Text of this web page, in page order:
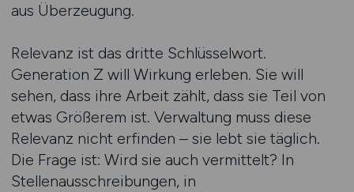
aus Überzeugung.
Relevanz ist das dritte Schlüsselwort.
Generation Z will Wirkung erleben. Sie will
sehen, dass ihre Arbeit zählt, dass sie Teil von
etwas Größerem ist. Verwaltung muss diese
Relevanz nicht erfinden – sie lebt sie täglich.
Die Frage ist: Wird sie auch vermittelt? In
Stellenausschreibungen, in